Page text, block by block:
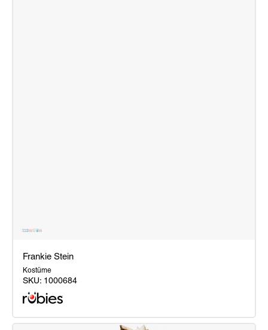
Frankie
Frankie Stein
Kostüme
SKU: 1000684